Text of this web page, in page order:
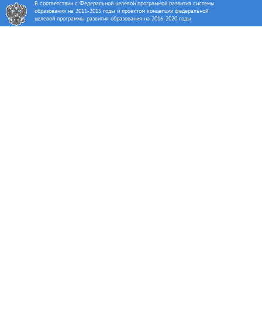
В соответствии с Федеральной целевой программой развития системы
образования на 2011-2015 годы и проектом концепции федеральной
целевой программы развития образования на 2016-2020 годы